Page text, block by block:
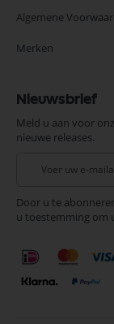
Algemene
Merken
Nieuwsbrief
Meld u aan voor
nieuwe releases.
onze
nieuwsbrief
Door u te
u toestemming om